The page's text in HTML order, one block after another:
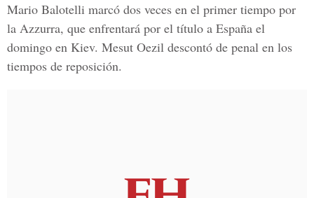
Mario Balotelli marcó dos veces en el primer tiempo por
la Azzurra, que enfrentará por el título a España el
domingo en Kiev. Mesut Oezil descontó de penal en los
tiempos de reposición.